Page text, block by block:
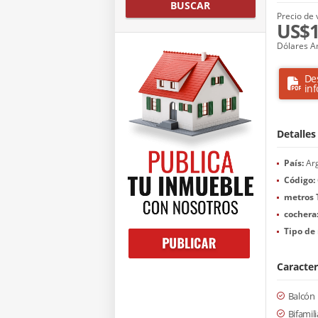
BUSCAR
Precio de
Dólares
País:
Código:
metros
cochera:
Tipo de
Balcón